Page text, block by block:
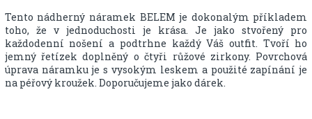
Tento nádherný náramek BELEM je dokonalým příkladem
toho, že v jednoduchosti je krása. Je jako stvořený pro
každodenní nošení a podtrhne každý Váš outfit. Tvoří ho
jemný řetízek doplněný o čtyři růžové zirkony. Povrchová
úprava náramku je s vysokým leskem a použité zapínání je
na péřový kroužek. Doporučujeme jako dárek.